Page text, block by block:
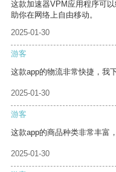
这款加速器VPM应用程序可
助你在网络上自由移动。
2025-01-30
游客
这款app的物流非常快捷，我
2025-01-30
游客
这款app的商品种类非常丰富
2025-01-30